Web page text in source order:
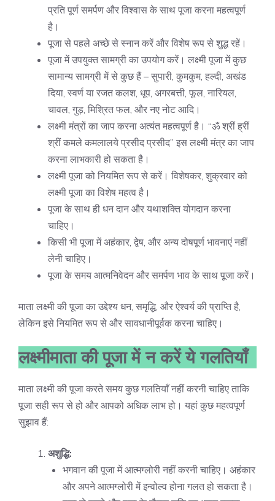
प्रति पूर्ण समर्पण और विश्वास के साथ पूजा करना महत्वपूर्ण
है।
पूजा से पहले अच्छे से स्नान करें और विशेष रूप से शुद्ध रहें।
पूजा में उपयुक्त सामग्री का उपयोग करें। लक्ष्मी पूजा में कुछ
सामान्य सामग्री में से कुछ हैं – सुपारी, कुमकुम, हल्दी, अखंड
दिया, स्वर्ण या रजत कलश, धूप, अगरबत्ती, फूल, नारियल,
चावल, गुड़, मिश्रित फल, और नए नोट आदि।
लक्ष्मी मंत्रों का जाप करना अत्यंत महत्वपूर्ण है। “ॐ श्रीं ह्रीं
श्रीं कमले कमलालये प्रसीद प्रसीद” इस लक्ष्मी मंत्र का जाप
करना लाभकारी हो सकता है।
लक्ष्मी पूजा को नियमित रूप से करें। विशेषकर, शुक्रवार को
लक्ष्मी पूजा का विशेष महत्व है।
पूजा के साथ ही धन दान और यथाशक्ति योगदान करना
चाहिए।
किसी भी पूजा में अहंकार, द्वेष, और अन्य दोषपूर्ण भावनाएं नहीं
लेनी चाहिए।
पूजा के समय आत्मनिवेदन और समर्पण भाव के साथ पूजा करें।
माता लक्ष्मी की पूजा का उद्देश्य धन, समृद्धि, और ऐश्वर्य की प्राप्ति है,
लेकिन इसे नियमित रूप से और सावधानीपूर्वक करना चाहिए।
लक्ष्मीमाता की पूजा में न करें ये गलतियाँ
माता लक्ष्मी की पूजा करते समय कुछ गलतियाँ नहीं करनी चाहिए ताकि
पूजा सही रूप से हो और आपको अधिक लाभ हो। यहां कुछ महत्वपूर्ण
सुझाव हैं:
अशुद्धि:
भगवान की पूजा में आत्मग्लोरी नहीं करनी चाहिए। अहंकार
और अपने आत्मग्लोरी में इन्वोल्व होना गलत हो सकता है।